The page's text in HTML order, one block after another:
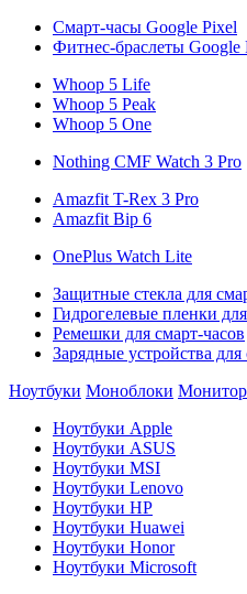
Смарт-часы Google Pixel
Фитнес-браслеты Google
Whoop 5 Life
Whoop 5 Peak
Whoop 5 One
Nothing CMF Watch 3 Pro
Amazfit T-Rex 3 Pro
Amazfit Bip 6
OnePlus Watch Lite
Защитные стекла для
Гидрогелевые пленки
Ремешки для смарт-часов
Зарядные устройства для
Ноутбуки Моноблоки
Ноутбуки Apple
Ноутбуки ASUS
Ноутбуки MSI
Ноутбуки Lenovo
Ноутбуки HP
Ноутбуки Huawei
Ноутбуки Honor
Ноутбуки Microsoft